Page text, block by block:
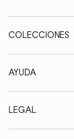
COLECCIONES
Mesas de
Mesas
Sillas de madera
Cómodas de
AYUDA
Quiénes somos
Condiciones de
Profesionales
LEGAL
Métodos de